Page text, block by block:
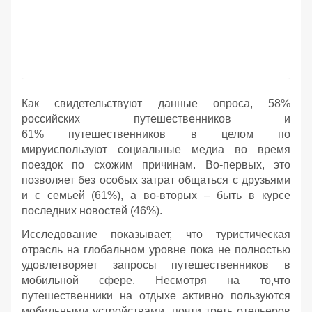
Как свидетельствуют данные опроса, 58%
российских путешественников и
61% путешественников в целом по
мируиспользуют социальные медиа во время
поездок по схожим причинам. Во-первых, это
позволяет без особых затрат общаться с друзьями
и с семьей (61%), а во-вторых – быть в курсе
последних новостей (46%).
Исследование показывает, что туристическая
отрасль на глобальном уровне пока не полностью
удовлетворяет запросы путешественников в
мобильной сфере. Несмотря на то,что
путешественники на отдыхе активно пользуются